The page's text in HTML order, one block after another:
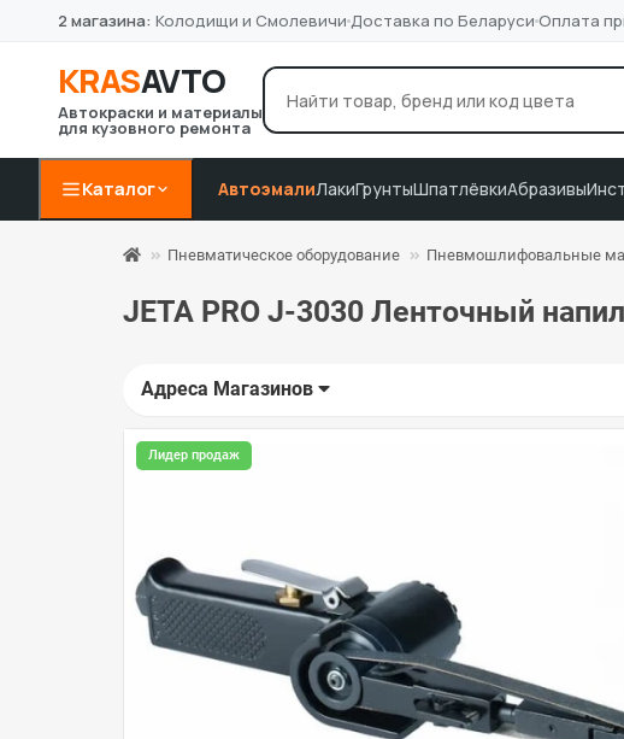
2 магазина: Колодищи и Смолевичи Доставка по Беларуси Оплата
KRASAVTO
Автокраски и материалы
для кузовного ремонта Например: лак Novol грунт 4+1 P80 3M
Каталог АвтоэмалиЛакиГрунтыШпатлёвкиАбразивы
Пневматическое оборудование Пневмошлифовальные
JETA PRO J-3030 Ленточный
Адреса Магазинов
Лидер продаж